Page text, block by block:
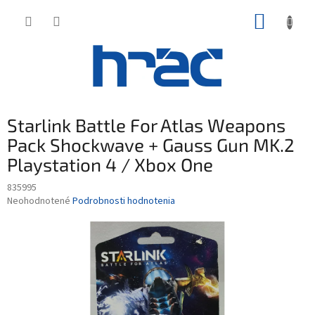
Starlink Battle For Atlas Weapons
Pack Shockwave + Gauss Gun MK.2
Playstation 4 / Xbox One
835995
Priemerné
Neohodnotené Podrobnosti hodnotenia